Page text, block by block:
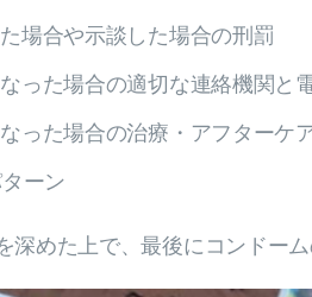
場合や示談した場合の刑罰
った場合の適切な連絡機関と
った場合の治療・アフターケ
ーン
深めた上で、最後にコンドー